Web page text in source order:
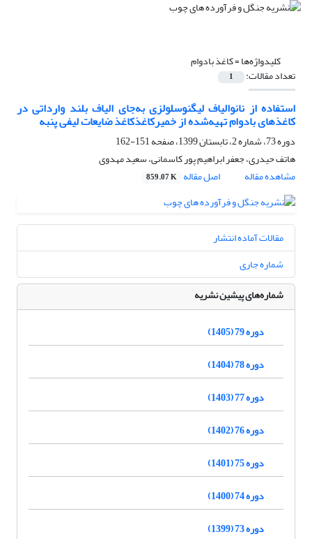
کلیدواژه‌ها =کاغذ بادوام
تعداد مقالات: 1
استفاده از نانوالیاف لیگنوسلولزی به‌جای الیاف بلند وارداتی در
کاغذهای بادوام تهیه‌شده از خمیرکاغذکاغذ ضایعات لیفی پنبه
دوره 73، شماره 2، تابستان 1399، صفحه
151-162
هاتف حیدری، جعفر ابراهیم پور کاسمانی، سعید مهدوی
مشاهده مقاله
اصل مقاله 859.07 K
مقالات آماده انتشار
شماره جاری
شماره‌های پیشین نشریه
دوره 79 (1405)
دوره 78 (1404)
دوره 77 (1403)
دوره 76 (1402)
دوره 75 (1401)
دوره 74 (1400)
دوره 73 (1399)